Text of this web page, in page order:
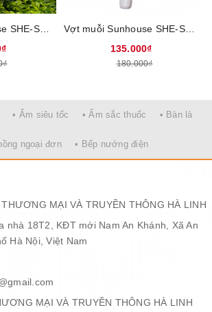
Vợt muỗi Sunhouse SHE-S600, Dung lượng pim 400mAh, Khung nhựa ABS siêu bền, Dây sạc rời, Tích hợp đèn led, Bảo hành 12 tháng
Vợt muỗi Sunhouse SHE-S500, Dung lượng pim 400mAh, Khung nhựa ABS siêu bền, Dây sạc rời, Tích hợp đèn led, Bảo hành 12 tháng
135.000₫
180.000₫
• Ấm siêu tốc • Ấm sắc thuốc • Bàn là
ngoại đơn • Bếp nướng điện
MẠI VÀ TRUYỀN THÔNG HÀ LINH
nhà 18T2, KĐT mới Nam An Khánh, Xã An
Hà Nội, Việt Nam
MẠI VÀ TRUYỀN THÔNG HÀ LINH